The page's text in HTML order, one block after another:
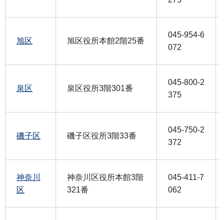
旭区 旭区役所本館2階25番
045-954-6
072
泉区 泉区役所3階301番
045-800-2
375
磯子区 磯子区役所3階33番
045-750-2
372
神奈川
区
神奈川区役所本館3階
321番
045-411-7
062